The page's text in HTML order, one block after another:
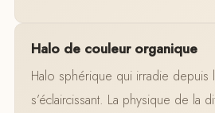
Halo de couleur organique
Halo sphérique qui irradie depuis
s’éclaircissant. La physique de la